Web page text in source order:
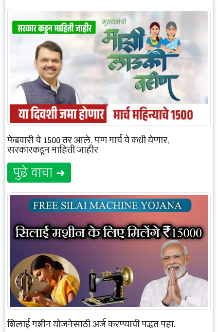
फेब्रुवारी चे 1500 तर आले, पण मार्च चे कधी येणार,
सरकारकडून माहिती जाहीर
पुढे वाचा ➜
शिलाई मशीन योजनेसाठी अर्ज करण्याची पद्धत पहा.